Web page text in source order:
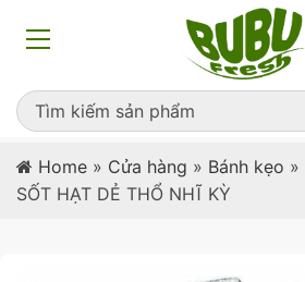
Home » Cửa hàng » Bánh kẹo »
SỐT HẠT DẺ THỔ NHĨ KỲ